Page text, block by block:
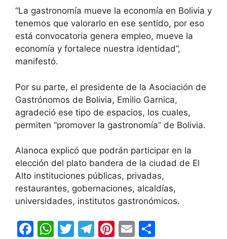
“La gastronomía mueve la economía en Bolivia y
tenemos que valorarlo en ese sentido, por eso
está convocatoria genera empleo, mueve la
economía y fortalece nuestra identidad”,
manifestó.
Por su parte, el presidente de la Asociación de
Gastrónomos de Bolivia, Emilio Garnica,
agradeció ese tipo de espacios, los cuales,
permiten “promover la gastronomía” de Bolivia.
Alanoca explicó que podrán participar en la
elección del plato bandera de la ciudad de El
Alto instituciones públicas, privadas,
restaurantes, gobernaciones, alcaldías,
universidades, institutos gastronómicos.
F
W T
T
Pi E